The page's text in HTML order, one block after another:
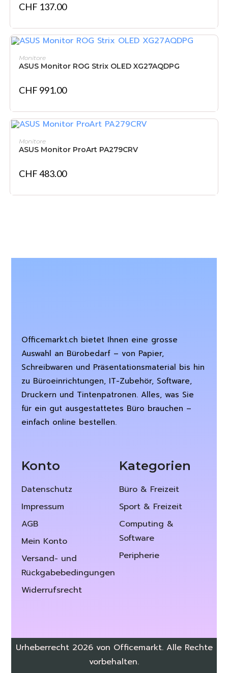
CHF 137.00
Monitore
ASUS Monitor ROG Strix OLED XG27AQDPG
CHF 991.00
NICHT VORRÄTIG
Monitore
ASUS Monitor ProArt PA279CRV
CHF483.00
Officemarkt.ch bietet Ihnen eine grosse
Auswahl an Bürobedarf – von Papier,
Schreibwaren und Präsentationsmaterial bis hin
zu Büroeinrichtungen, IT-Zubehör, Software,
Druckern und Tintenpatronen. Alles, was Sie
für ein gut ausgestattetes Büro brauchen –
einfach online bestellen.
Konto
Datenschutz
Impressum
AGB
Mein Konto
Versand- und
Rückgabebedingungen
Widerrufsrecht
Kategorien
Büro & Freizeit
Sport & Freizeit
Computing &
Software
Peripherie
Urheberrecht 2026 von Officemarkt. Alle Rechte
vorbehalten.